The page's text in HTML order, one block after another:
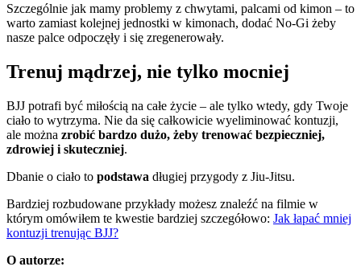
Szczególnie jak mamy problemy z chwytami, palcami od kimon – to
warto zamiast kolejnej jednostki w kimonach, dodać No-Gi żeby
nasze palce odpoczęły i się zregenerowały.
Trenuj mądrzej, nie tylko mocniej
BJJ potrafi być miłością na całe życie – ale tylko wtedy, gdy Twoje
ciało to wytrzyma. Nie da się całkowicie wyeliminować kontuzji,
ale można zrobić bardzo dużo, żeby trenować bezpieczniej,
zdrowiej i skuteczniej.
Dbanie o ciało to podstawa długiej przygody z Jiu-Jitsu.
Bardziej rozbudowane przykłady możesz znaleźć na filmie w
którym omówiłem te kwestie bardziej szczegółowo: Jak łapać mniej
kontuzji trenując BJJ?
O autorze: